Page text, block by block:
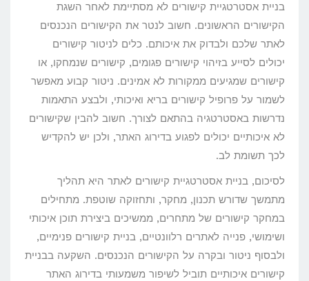
בניית אסטרטגיית קישורים לא מסתיימת לאחר השגת
הקישורים הראשונים. חשוב לנטר את הקישורים הנכנסים
לאתר שלכם ולבדוק את איכותם. כלים לניטור קישורים
יכולים לסייע בזיהוי קישורים פגומים, קישורים שנמחקו, או
קישורים שמגיעים ממקורות לא אמינים. ניטור קבוע מאפשר
לשמור על פרופיל קישורים בריא ואיכותי, ולבצע התאמות
נדרשות באסטרטגיה בהתאם לצורך. חשוב להבין שקישורים
לא איכותיים יכולים לפגוע בדירוג האתר, ולכן יש להקדיש
לכך תשומת לב.
לסיכום, בניית אסטרטגיית קישורים לאתר היא תהליך
מתמשך שדורש תכנון, מחקר, ותחזוקה שוטפת. מתחילים
במחקר קישורים של מתחרים, ממשיכים ביצירת תוכן איכותי
ושימושי, פנייה לאתרים רלוונטיים, בניית קישורים פנימיים,
ולבסוף ניטור ובקרה על הקישורים הנכנסים. השקעה בבניית
קישורים איכותיים תוביל לשיפור משמעותי בדירוג האתר